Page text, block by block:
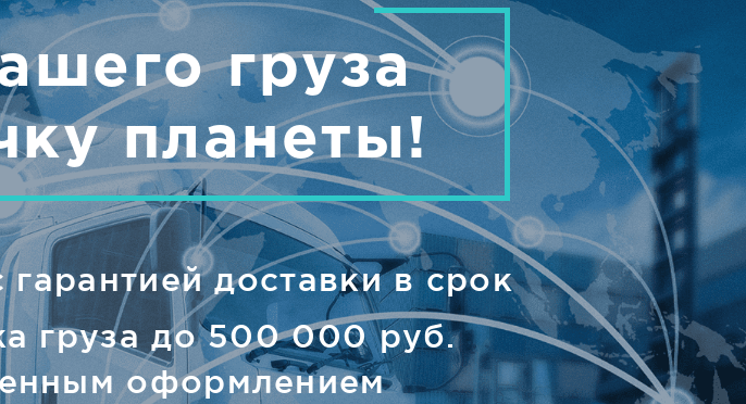
груза
планеты!
доставки в срок
груза до 500 000 руб.
оформлением